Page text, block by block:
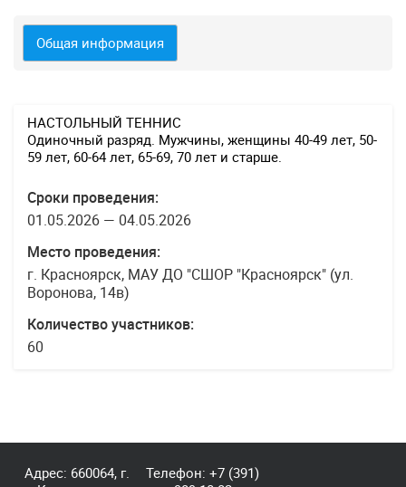
Общая информация
НАСТОЛЬНЫЙ ТЕННИС
Одиночный разряд. Мужчины, женщины 40-49 лет, 50-
59 лет, 60-64 лет, 65-69, 70 лет и старше.
Сроки проведения:
01.05.2026 — 04.05.2026
Место проведения:
г. Красноярск, МАУ ДО "СШОР "Красноярск" (ул.
Воронова, 14в)
Количество участников:
60
Адрес: 660064, г.
Телефон:+7 (391)